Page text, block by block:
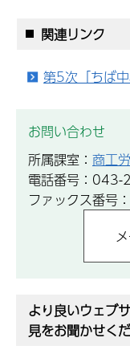
関連リンク
第5次「ちば中
お問い合わせ
所属課室： 商工
電話番号：
ファックス番
より良いウェブ
見をお聞かせく